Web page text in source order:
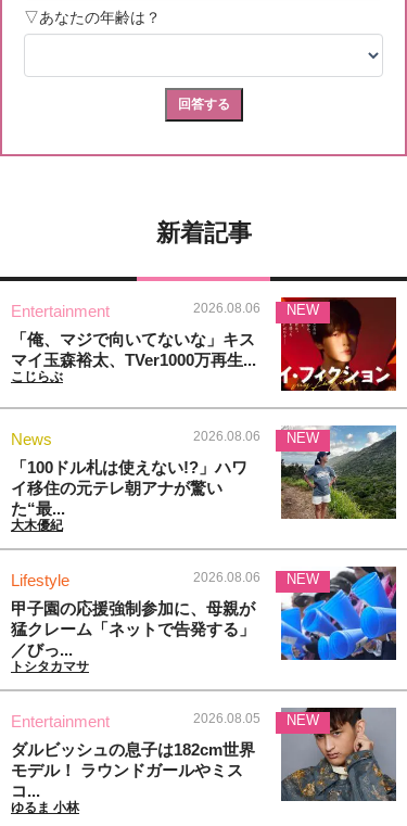
新着記事
Entertainment 2026.08.06
「俺、マジで向いてないな」キス
マイ玉森裕太、TVer1000万再生...
こじらぶ
NEW
News 2026.08.06
「100ドル札は使えない!?」ハワ
イ移住の元テレ朝アナが驚い
た“最...
大木優紀
NEW
Lifestyle 2026.08.06
甲子園の応援強制参加に、母親が
猛クレーム「ネットで告発する」
／びっ...
トシタカマサ
NEW
Entertainment 2026.08.05
ダルビッシュの息子は182cm世界
モデル！ ラウンドガールやミス
コ...
ゆるま 小林
NEW